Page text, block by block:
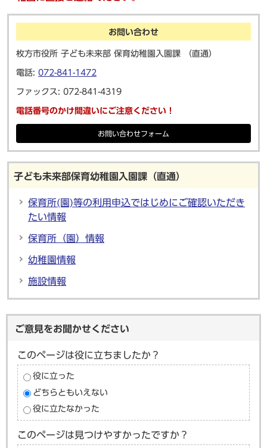
お問い合わせ
枚方市役所 子ども未来部 保育幼稚園入園課 （直通）
電話: 072-841-1472
ファックス: 072-841-4319
電話番号のかけ間違いにご注意ください！
お問い合わせフォーム
子ども未来部保育幼稚園入園課（直通）
保育所(園)等の利用申込ではじめにご確認いただき
たい情報
保育所（園）情報
幼稚園情報
施設情報
ご意見をお聞かせください
このページは役に立ちましたか？
役に立った
どちらともいえない
役に立たなかった
このページは見つけやすかったですか？